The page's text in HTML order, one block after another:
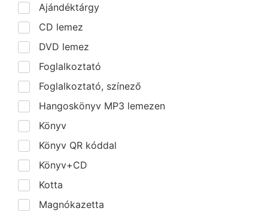
Ajándéktárgy
CD lemez
DVD lemez
Foglalkoztató
Foglalkoztató, színező
Hangoskönyv MP3 lemezen
Könyv
Könyv QR kóddal
Könyv+CD
Kotta
Magnókazetta